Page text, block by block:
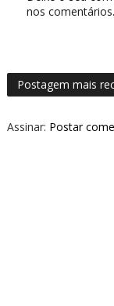
nos comentários.
Postagem mais
Assinar: Postar